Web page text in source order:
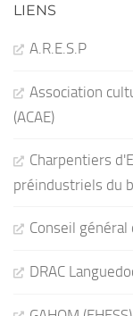
LIENS
A.R.E.S.P
Association
(ACAE)
Charpentiers
préindustriels du
Conseil
DRAC